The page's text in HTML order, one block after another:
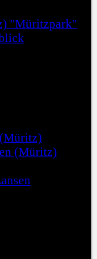
"Müritzpark"
(Müritz)